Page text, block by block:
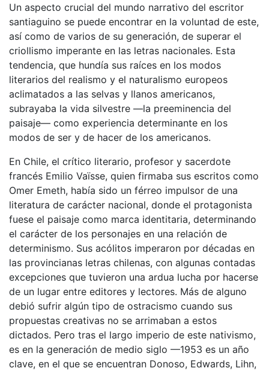
Un aspecto crucial del mundo narrativo del escritor
santiaguino se puede encontrar en la voluntad de este,
así como de varios de su generación, de superar el
criollismo imperante en las letras nacionales. Esta
tendencia, que hundía sus raíces en los modos
literarios del realismo y el naturalismo europeos
aclimatados a las selvas y llanos americanos,
subrayaba la vida silvestre —la preeminencia del
paisaje— como experiencia determinante en los
modos de ser y de hacer de los americanos.
En Chile, el crítico literario, profesor y sacerdote
francés Emilio Vaïsse, quien firmaba sus escritos como
Omer Emeth, había sido un férreo impulsor de una
literatura de carácter nacional, donde el protagonista
fuese el paisaje como marca identitaria, determinando
el carácter de los personajes en una relación de
determinismo. Sus acólitos imperaron por décadas en
las provincianas letras chilenas, con algunas contadas
excepciones que tuvieron una ardua lucha por hacerse
de un lugar entre editores y lectores. Más de alguno
debió sufrir algún tipo de ostracismo cuando sus
propuestas creativas no se arrimaban a estos
dictados. Pero tras el largo imperio de este nativismo,
es en la generación de medio siglo —1953 es un año
clave, en el que se encuentran Donoso, Edwards, Lihn,